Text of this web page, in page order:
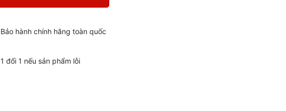
Bảo hành chính hãng toàn quốc
1 đổi 1 nếu sản phẩm lỗi